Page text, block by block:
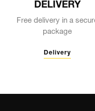
Free delivery in a secure
package